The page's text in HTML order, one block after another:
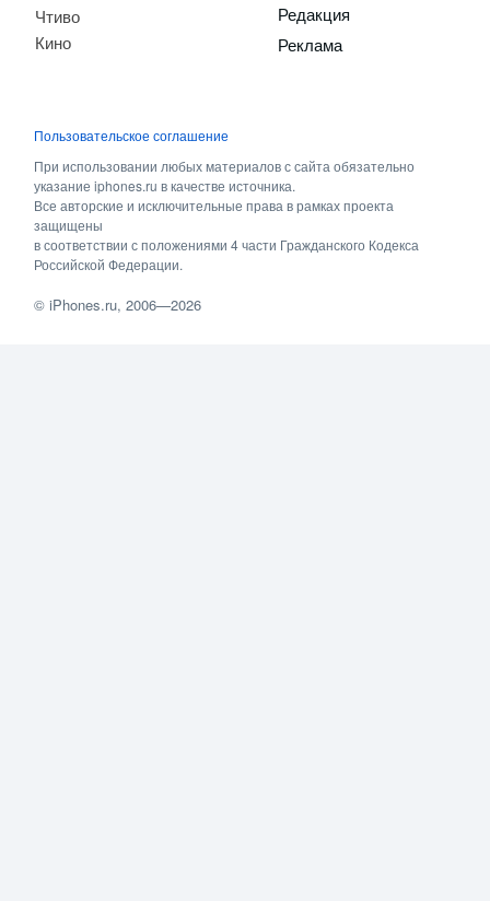
Чтиво
Кино
Редакция
Реклама
Пользовательское соглашение
При использовании любых материалов с сайта обязательно
указание iphones.ru в качестве источника.
Все авторские и исключительные права в рамках проекта
защищены
в соответствии с положениями 4 части Гражданского Кодекса
Российской Федерации.
©iPhones.ru, 2006—2026